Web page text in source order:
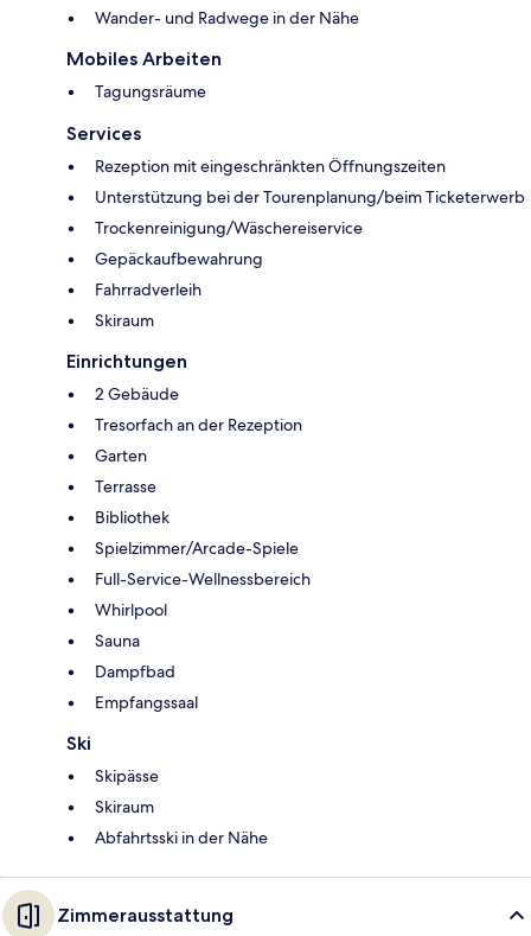
Wander- und Radwege in der Nähe
Mobiles Arbeiten
Tagungsräume
Services
Rezeption mit eingeschränkten Öffnungszeiten
Unterstützung bei der Tourenplanung/beim Ticketerwerb
Trockenreinigung/Wäschereiservice
Gepäckaufbewahrung
Fahrradverleih
Skiraum
Einrichtungen
2 Gebäude
Tresorfach an der Rezeption
Garten
Terrasse
Bibliothek
Spielzimmer/Arcade-Spiele
Full-Service-Wellnessbereich
Whirlpool
Sauna
Dampfbad
Empfangssaal
Ski
Skipässe
Skiraum
Abfahrtsski in der Nähe
Zimmerausstattung